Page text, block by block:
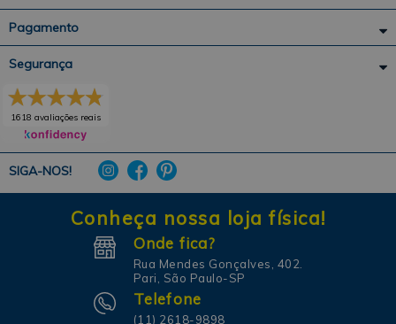
Pagamento
SIGA-NOS!
Segurança
1618 avaliações reais
Conheça nossa loja física!
Onde fica?
Rua Mendes Gonçalves, 402.
Pari, São Paulo-SP
Telefone
(11) 2618-9898